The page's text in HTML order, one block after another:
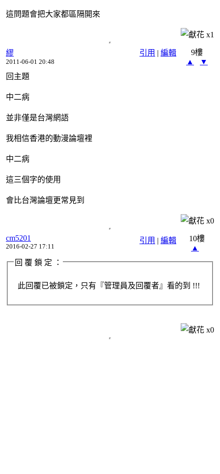
這問題會把大家都區隔開來
x1
引用 | 編輯
繆
2011-06-01 20:48
9樓
▲
▼
回主題
中二病
並非僅是台灣網語
我相信香港的動漫論壇裡
中二病
這三個字的使用
會比台灣論壇更常見到
x0
引用 | 編輯
cm5201
2016-02-27 17:11
10樓
▲
回 覆 鎖 定 ：
此回覆已被鎖定，只有『管理員及回覆者』看的到 !!!
x0